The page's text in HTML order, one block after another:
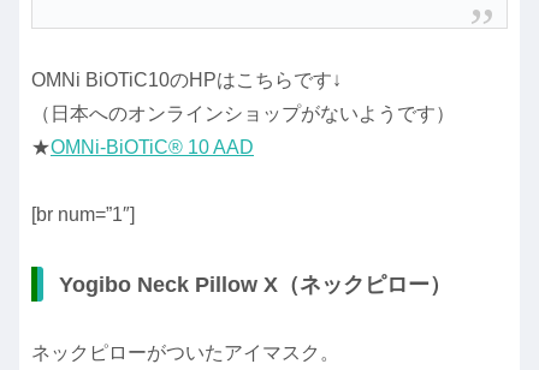
OMNi BiOTiC10のHPはこちらです↓
（日本へのオンラインショップがないようです）
★OMNi-BiOTiC® 10 AAD
[br num=”1″]
Yogibo Neck Pillow X（ネックピロー）
ネックピローがついたアイマスク。